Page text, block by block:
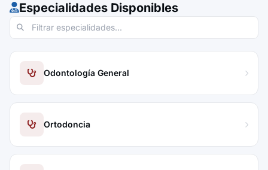
Especialidades Disponibles
Odontología General
Ortodoncia